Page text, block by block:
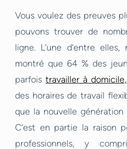
Vous voulez des preuves
pouvons trouver de
ligne. L’une d’entre
montré que 64 % des
parfoistravailler à domicile,
des horaires de travail
que la nouvelle
C’est en partie la raison
professionnels, y